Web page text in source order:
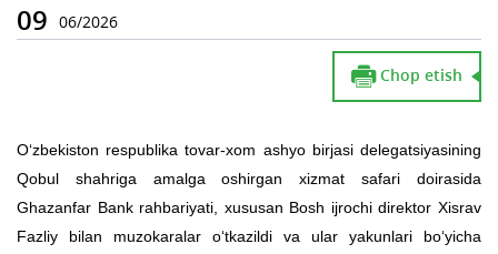
09 06/2026
Chop etish
O‘zbekiston respublika tovar-xom ashyo birjasi delegatsiyasining
Qobul shahriga amalga oshirgan xizmat safari doirasida
Ghazanfar Bank rahbariyati, xususan Bosh ijrochi direktor Xisrav
Fazliy bilan muzokaralar o‘tkazildi va ular yakunlari bo‘yicha